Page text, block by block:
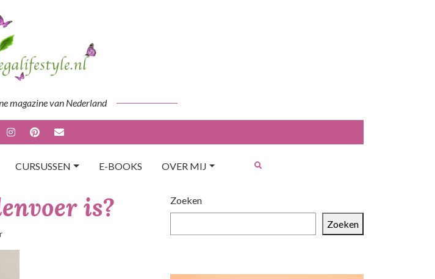
magazine van Nederland
CURSUSSEN E-BOOKS OVER MIJ
is? Zoeken
Zoeken